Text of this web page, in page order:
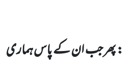
: پھر جب ان کے پاس ہماری